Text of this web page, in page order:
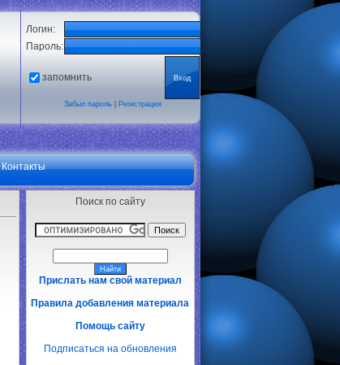
Логин:
Пароль:
запомнить
Забыл пароль| Регистрация
Контакты
Поиск по сайту
Прислать нам свой материал
Правила добавления материала
Помощь сайту
Подписаться на обновления